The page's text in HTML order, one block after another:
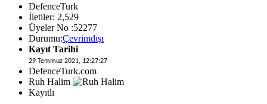
DefenceTurk
İletiler: 2,529
Üyeler No :52277
Durumu:Çevrimdışı
Kayıt Tarihi
29 Temmuz 2021, 12:27:27
DefenceTurk.com
Ruh Halim
Kayıtlı